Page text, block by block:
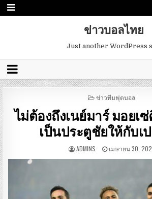
ข่าวบอลไทย
Just another WordPress
POSTED
ข่าวทีมฟุตบอล
ไม่ต้องถึงเนย์มาร์ มอยเ
เป็นประตูชัยให้กับเ
ADMINS เมษายน 30,